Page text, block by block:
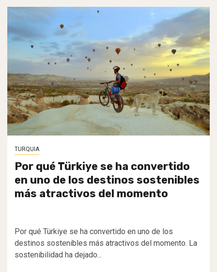
TURQUIA
Por qué Türkiye se ha convertido
en uno de los destinos sostenibles
más atractivos del momento
Por qué Türkiye se ha convertido en uno de los
destinos sostenibles más atractivos del momento. La
sostenibilidad ha dejado...